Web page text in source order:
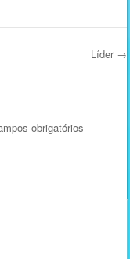
Líder →
obrigatórios